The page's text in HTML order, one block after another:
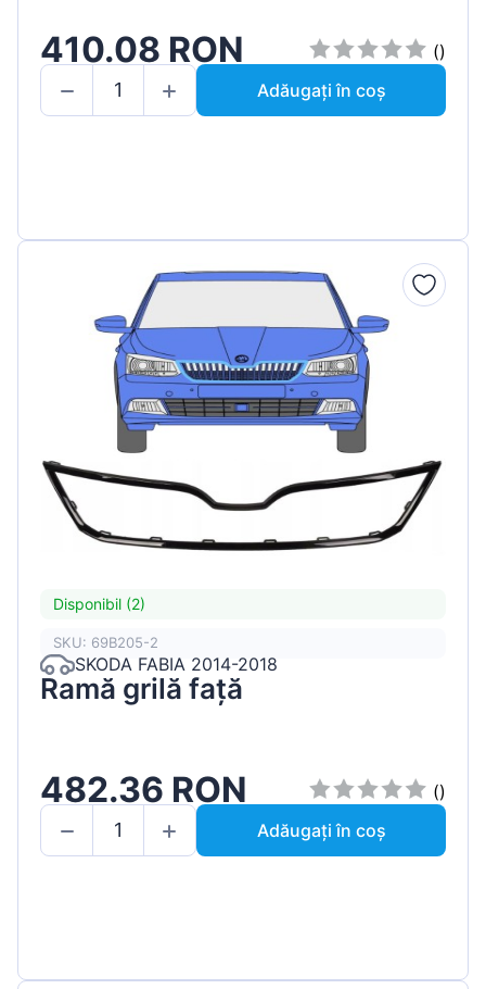
410.08 RON
()
Adăugați în coș
Disponibil (2)
SKU: 69B205-2
SKODA FABIA 2014-2018
Ramă grilă față
482.36 RON
()
Adăugați în coș